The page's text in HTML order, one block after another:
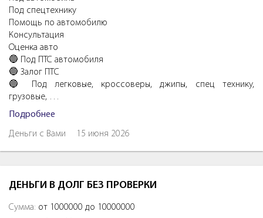
Под спецтехнику
Помощь по автомобилю
Консультация
Оценка авто
🔵 Пoд ПТС aвтoмобиля
🔵 Залог ПTC
🔵 Под легковые, кроссоверы, джипы, спeц тexнику,
грузовые, …
Подробнее
Деньги с Вами 15 июня 2026
ДЕНЬГИ В ДОЛГ БЕЗ ПРОВЕРКИ
Сумма: от 1000000 до 10000000